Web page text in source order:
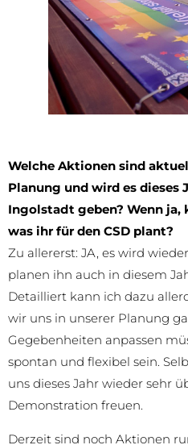
Welche Aktionen sind
Planung und wird es dieses
Ingolstadt geben? Wenn ja,
was ihr für den CSD plant?
Zu allererst: JA, es wird
planen ihn auch in diesem
Detailliert kann ich dazu
wir uns in unserer Planung
Gegebenheiten anpassen
spontan und flexibel sein.
uns dieses Jahr wieder sehr
Demonstration freuen.
Derzeit sind noch Aktionen